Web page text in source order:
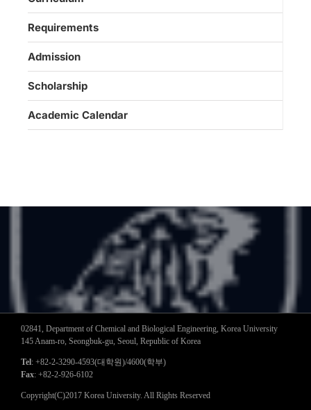
Requirements
Admission
Scholarship
Academic Calendar
02841, Department of Chemical and Biological Engineering, Korea University
145 Anam-ro, Seongbuk-gu, Seoul, Republic of Korea
Tel: +82-2-3290-4593(대학원)/4600(학부)
Fax: +82-2-926-6102
Copyright(C)2017 Korea University. All Rights Reserved